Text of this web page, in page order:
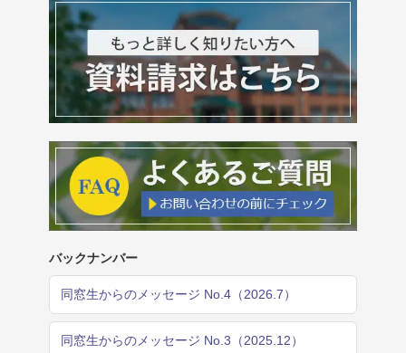
バックナンバー
同窓生からのメッセージ No.4（2026.7）
同窓生からのメッセージ No.3（2025.12）